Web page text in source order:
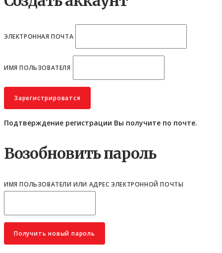
ЭЛЕКТРОННАЯ ПОЧТА
ИМЯ ПОЛЬЗОВАТЕЛЯ
Подтверждение регистрации Вы получите по почте.
Возобновить пароль
ИМЯ ПОЛЬЗОВАТЕЛИ ИЛИ АДРЕС ЭЛЕКТРОННОЙ ПОЧТЫ